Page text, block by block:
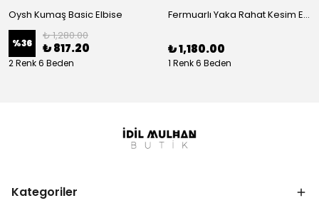
Oysh Kumaş Basic Elbise
%36
₺ 1,280.00
₺ 817.20
2 Renk 6 Beden
Fermuarlı Yaka Rahat Kesim Elbise
₺ 1,180.00
1 Renk 6 Beden
Kategoriler